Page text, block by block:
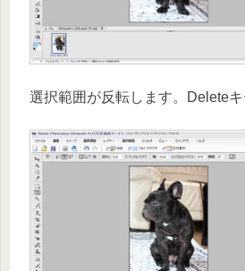
選択範囲が反転します。Deleteキ